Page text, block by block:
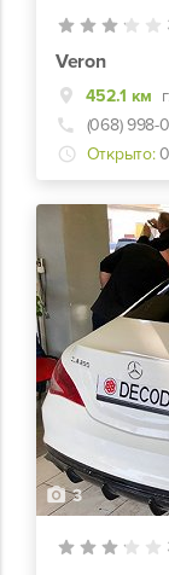
Veron
452.1 км
(068) 998-
Открыто:
3